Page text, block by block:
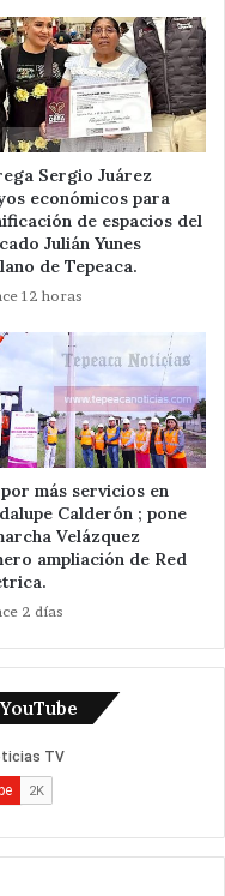
Sergio Juárez
económicos para
de espacios del
Julián Yunes
de Tepeaca.
12 horas
más servicios en
Calderón ; pone
Velázquez
ampliación de Red
2 días